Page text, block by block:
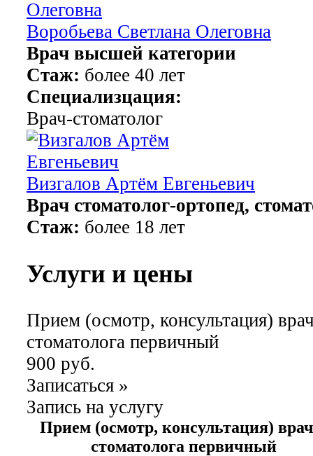
Воробьева Светлана Олеговна
Врач высшей категории
Стаж: более 40 лет
Специализцация:
Врач-стоматолог
Визгалов Артём Евгеньевич
Врач стоматолог-ортопед,
Стаж: более 18 лет
Услуги и цены
Прием (осмотр, консультация)
стоматолога первичный
900 руб.
Записаться »
Запись на услугу
Прием (осмотр, консультация)
стоматолога первичный